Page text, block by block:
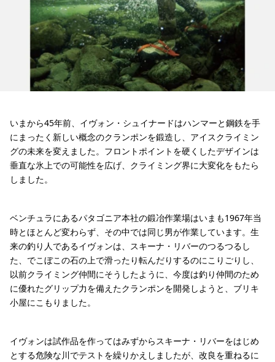
いまから45年前、イヴォン・シュイナードはハンマーと鋼鉄を手
にまったく新しい概念のクランポンを鍛造し、アイスクライミン
グの未来を変えました。フロントポイントを硬くしたデザインは
垂直な氷上での可能性を広げ、クライミング界に大変化をもたら
しました。
ベンチュラにあるパタゴニア本社の鍛冶作業場はいまも1967年当
時とほとんど変わらず、その中では同じ男が作業しています。生
来の釣り人であるイヴォンは、スキーナ・リバーのつるつるし
た、でこぼこの石の上で滑ったり転んだりするのにこりごりし、
以前クライミング仲間にそうしたように、今度は釣り仲間のため
に優れたグリップ力を備えたクランポンを開発しようと、ブリキ
小屋にこもりました。
イヴォンは試作品を作ってはみずからスキーナ・リバーをはじめ
とする危険な川でテストを繰りかえしましたが、改良を重ねるに